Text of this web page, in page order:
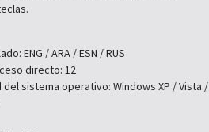
ENG / ARA / ESN / RUS
directo: 12
del sistema operativo: Windows XP / Vista /